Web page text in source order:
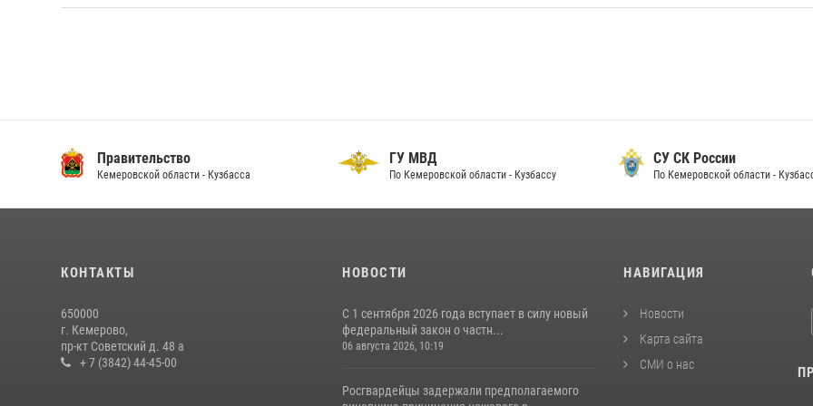
Правительство
Кемеровской области - Кузбасса
ГУ МВД
По Кемеровской области - Кузбассу
СУ СК России
По Кемеровской области -
КОНТАКТЫ
650000
г. Кемерово,
пр-кт Советский д. 48 а
+ 7 (3842) 44-45-00
НОВОСТИ
С 1 сентября 2026 года вступает в силу новый
федеральный закон о частн...
06 августа 2026, 10:19
Росгвардейцы задержали предполагаемого
НАВИГАЦИЯ
Новости
Карта сайта
СМИ о нас